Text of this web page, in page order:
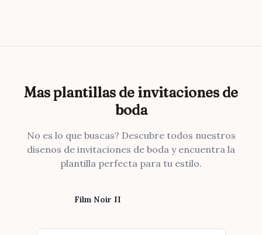
Mas plantillas de invitaciones de
boda
No es lo que buscas? Descubre todos nuestros
disenos de invitaciones de boda y encuentra la
plantilla perfecta para tu estilo.
Film Noir II